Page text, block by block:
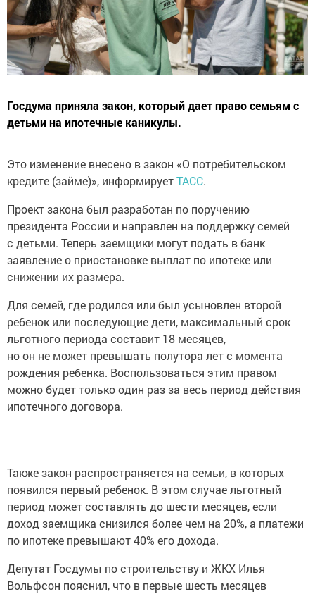
Госдума приняла закон, который дает право семьям с
детьми на ипотечные каникулы.
Это изменение внесено в закон «О потребительском
кредите (займе)», информируетТАСС.
Проект закона был разработан по поручению
президента России и направлен на поддержку семей
с детьми. Теперь заемщики могут подать в банк
заявление о приостановке выплат по ипотеке или
снижении их размера.
Для семей, где родился или был усыновлен второй
ребенок или последующие дети, максимальный срок
льготного периода составит 18 месяцев,
но он не может превышать полутора лет с момента
рождения ребенка. Воспользоваться этим правом
можно будет только один раз за весь период действия
ипотечного договора.
Также закон распространяется на семьи, в которых
появился первый ребенок. В этом случае льготный
период может составлять до шести месяцев, если
доход заемщика снизился более чем на 20%, а платежи
по ипотеке превышают 40% его дохода.
Депутат Госдумы по строительству и ЖКХ Илья
Вольфсон пояснил, что в первые шесть месяцев